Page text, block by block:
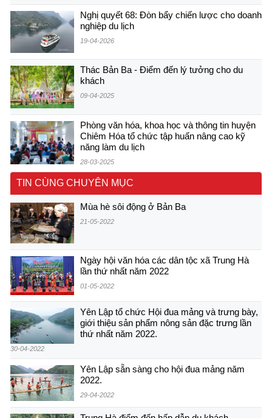
Nghị quyết 68: Đòn bẩy chiến lược cho doanh
nghiệp du lịch
19-04-2026
Thác Bản Ba - Điểm đến lý tưởng cho du
khách
09-04-2025
Phòng văn hóa, khoa học và thông tin huyện
Chiêm Hóa tổ chức tập huấn nâng cao kỹ
năng làm du lịch
28-03-2025
TIN CÙNG CHUYÊN MỤC
Mùa hè sôi động ở Bản Ba
21-05-2022
Ngày hội văn hóa các dân tộc xã Trung Hà
lần thứ nhất năm 2022
01-05-2022
Yên Lập tổ chức Hội đua mảng và trưng bày,
giới thiệu sản phẩm nông sản đặc trưng lần
thứ nhất năm 2022.
30-04-2022
Yên Lập sẵn sàng cho hội đua mảng năm
2022.
29-04-2022